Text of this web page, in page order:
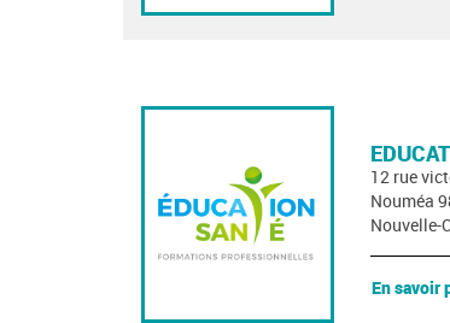
12 rue
Nouméa
Nouvelle-
En savoir